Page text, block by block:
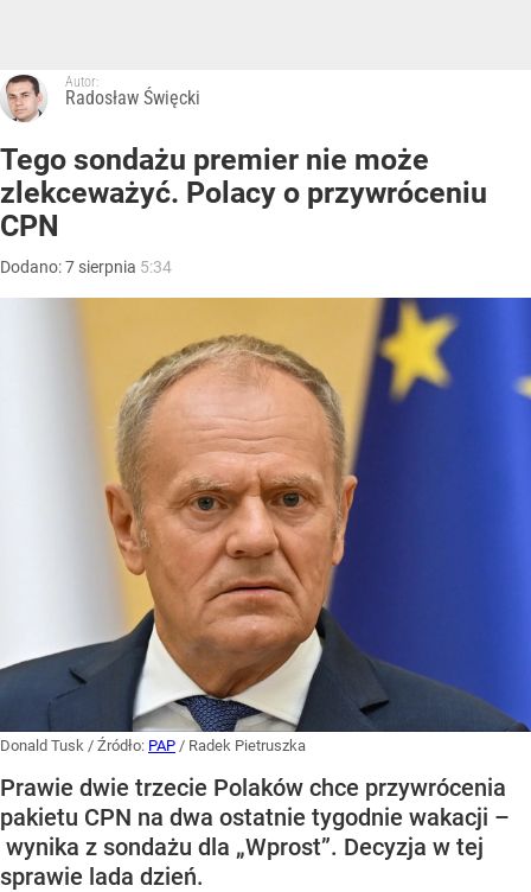
Autor:
Radosław Święcki
Tego sondażu premier nie może
zlekceważyć. Polacy o przywróceniu
CPN
Dodano:7 sierpnia 5:34
Donald Tusk / Źródło: PAP / Radek Pietruszka
Prawie dwie trzecie Polaków chce przywrócenia
pakietu CPN na dwa ostatnie tygodnie wakacji –
wynika z sondażu dla „Wprost”. Decyzja w tej
sprawie lada dzień.